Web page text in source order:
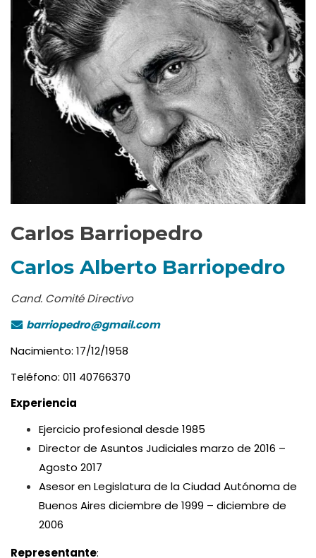
Carlos Barriopedro
Carlos Alberto Barriopedro
Cand. Comité Directivo
barriopedro@gmail.com
Nacimiento: 17/12/1958
Teléfono: 011 40766370
Experiencia
Ejercicio profesional desde 1985
Director de Asuntos Judiciales marzo de 2016 –
Agosto 2017
Asesor en Legislatura de la Ciudad Autónoma de
Buenos Aires diciembre de 1999 – diciembre de
2006
Representante: